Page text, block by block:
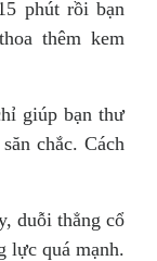
phút rồi bạn
thêm kem
giúp bạn thư
chắc. Cách
duỗi thẳng cổ
lực quá mạnh.